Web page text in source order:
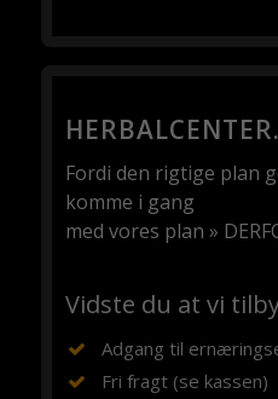
Fordi den rigtige plan
komme i gang
med vores plan »
Vidste du at vi
Adgang til
Fri fragt (se kassen)